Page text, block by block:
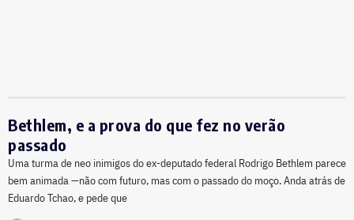
Bethlem, e a prova do que fez no verão
passado
Uma turma de neo inimigos do ex-deputado federal Rodrigo Bethlem parece
bem animada —não com futuro, mas com o passado do moço. Anda atrás de
Eduardo Tchao, e pede que